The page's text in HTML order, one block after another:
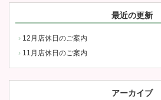
最近の更新
12月店休日のご案内
11月店休日のご案内
アーカイブ